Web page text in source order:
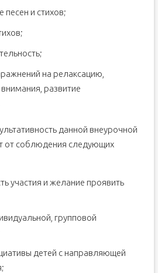
песен и стихов;
на релаксацию,
развитие
данной внеурочной
от соблюдения следующих
участия и желание проявить
групповой
детей с направляющей